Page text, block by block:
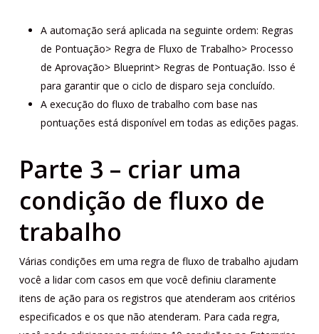
A automação será aplicada na seguinte ordem: Regras
de Pontuação> Regra de Fluxo de Trabalho> Processo
de Aprovação> Blueprint> Regras de Pontuação. Isso é
para garantir que o ciclo de disparo seja concluído.
A execução do fluxo de trabalho com base nas
pontuações está disponível em todas as edições pagas.
Parte 3 – criar uma
condição de fluxo de
trabalho
Várias condições em uma regra de fluxo de trabalho ajudam
você a lidar com casos em que você definiu claramente
itens de ação para os registros que atenderam aos critérios
especificados e os que não atenderam. Para cada regra,